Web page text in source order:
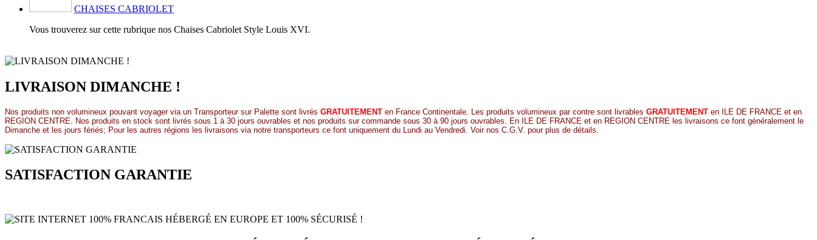
CHAISES CABRIOLET
Vous trouverez sur cette rubrique nos Chaises Cabriolet Style Louis XVI.
LIVRAISON DIMANCHE !
Nos produits non volumineux pouvant voyager via un Transporteur sur Palette sont livrés GRATUITEMENT en France Continentale. Les produits volumineux par contre sont livrables GRATUITEMENT en ILE DE FRANCE et en
REGION CENTRE. Nos produits en stock sont livrés sous 1 à 30 jours ouvrables et nos produits sur commande sous 30 à 90 jours ouvrables. En ILE DE FRANCE et en REGION CENTRE les livraisons ce font généralement le
Dimanche et les jours fériés; Pour les autres régions les livraisons via notre transporteurs ce font uniquement du Lundi au Vendredi. Voir nos C.G.V. pour plus de détails.
SATISFACTION GARANTIE